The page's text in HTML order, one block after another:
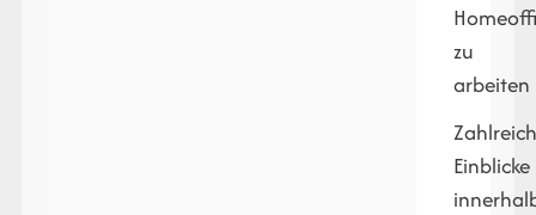
zu
arbeiten
Einblicke